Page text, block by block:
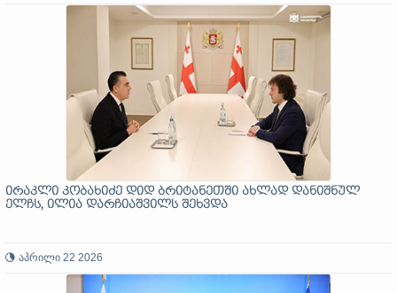
ირაკლი კობახიძე დიდ ბრიტანეთში ახლად დანიშნულ
ელჩს, ილია დარჩიაშვილს შეხვდა
აპრილი 22 2026